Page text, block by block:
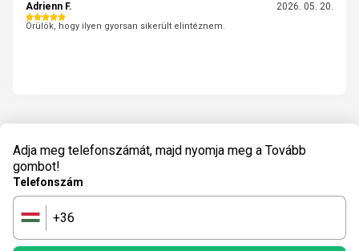
Adrienn F.
2026. 05. 20.
Örülök, hogy ilyen gyorsan sikerült elintéznem.
Adja meg telefonszámát, majd nyomja meg a Tovább
gombot!
Telefonszám
🇭🇺 +36